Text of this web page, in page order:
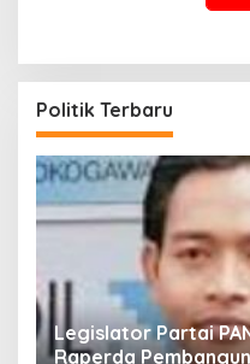
Politik Terbaru
Fraksi PKS Kota
Bantuan untuk